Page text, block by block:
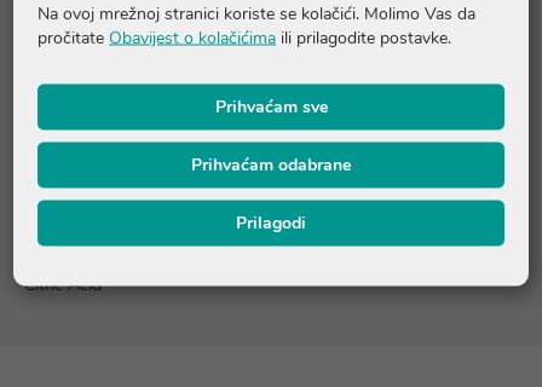
25, Diglycerin, Dimethicone, Tapioca Starch, Butylene Glycol,
Cetyl Alcohol, Glyceryl Behenate, Microcrystalline Cellulose, Xylityl
Anhydroxylitol, Glycerin, Trehalose, Urea, Polyacrylate
Crosspolymer-6, Dimethiconol, Xylitol, Chlorphenesin, Parfum
(Fragrance), Glucose, O-Cy-Men-5-Ol, Tocopheryl Acetate,
Pentylene Glycol, Serine, Sodium Hyaluronate,
Polymethylsilsesquioxane, Algin, Caprylyl Glycol, Disodium
Phosphate, Glyceryl Polyacrylate, Pullulan, T-Butyl-Alcohol,
Alcohol, Leontopodium Alpinum Flower/Leaf Extract, Potassium
Citric Acid
Na ovoj mrežnoj stranici koriste se kolačići. Molimo Vas da
pročitate Obavijest o kolačićima ili prilagodite postavke.
Prihvaćam sve
Prihvaćam odabrane
Prilagodi